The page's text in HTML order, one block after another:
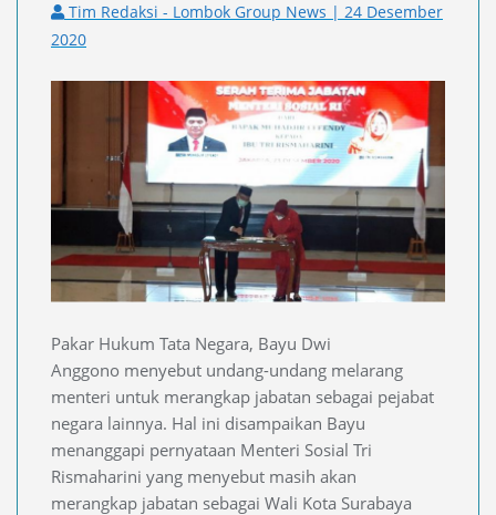
Tim Redaksi - Lombok Group News | 24 Desember
2020
Pakar Hukum Tata Negara, Bayu Dwi
Anggono menyebut undang-undang melarang
menteri untuk merangkap jabatan sebagai pejabat
negara lainnya. Hal ini disampaikan Bayu
menanggapi pernyataan Menteri Sosial Tri
Rismaharini yang menyebut masih akan
merangkap jabatan sebagai Wali Kota Surabaya